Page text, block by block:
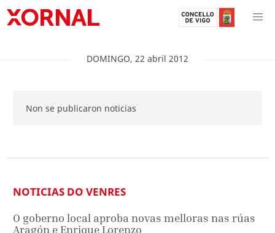
DOMINGO, 22 abril 2012
Non se publicaron noticias
NOTICIAS DO VENRES
O goberno local aproba novas melloras nas rúas
Aragón e Enrique Lorenzo